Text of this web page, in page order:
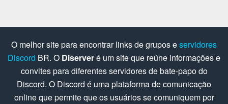
O melhor site para encontrar links de grupos eservidores
Discord BR. O Diserveré um site que reúne informações e
convites para diferentes servidores de bate-papo do
Discord. O Discord é uma plataforma de comunicação
online que permite que os usuários se comuniquem por